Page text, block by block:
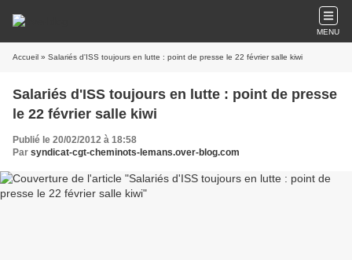
MENU
Accueil » Salariés d'ISS toujours en lutte : point de presse le 22 février salle kiwi
Salariés d'ISS toujours en lutte : point de presse
le 22 février salle kiwi
Publié le 20/02/2012 à 18:58
Par syndicat-cgt-cheminots-lemans.over-blog.com